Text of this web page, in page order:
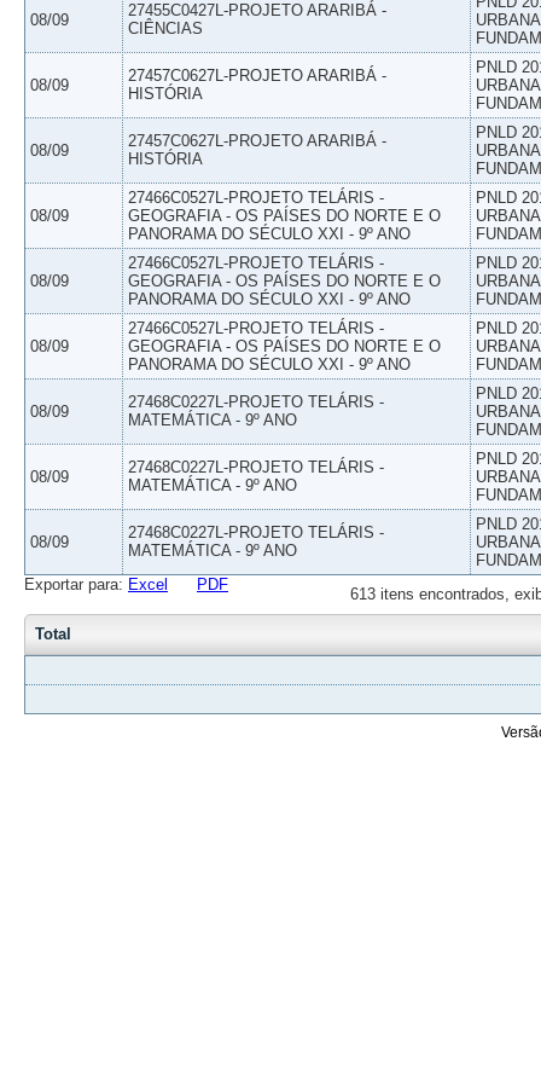
08/09
27455C0427L-PROJETO ARARIBÁ -
CIÊNCIAS
08/09
27457C0627L-PROJETO ARARIBÁ -
HISTÓRIA
PNLD
08/09
27457C0627L-PROJETO ARARIBÁ -
HISTÓRIA
PNLD
08/09
27466C0527L-PROJETO TELÁRIS -
GEOGRAFIA - OS PAÍSES DO NORTE E O
PANORAMA DO SÉCULO XXI - 9º ANO
PNLD
08/09
27466C0527L-PROJETO TELÁRIS -
GEOGRAFIA - OS PAÍSES DO NORTE E O
PANORAMA DO SÉCULO XXI - 9º ANO
PNLD
08/09
27466C0527L-PROJETO TELÁRIS -
GEOGRAFIA - OS PAÍSES DO NORTE E O
PANORAMA DO SÉCULO XXI - 9º ANO
PNLD
08/09
27468C0227L-PROJETO TELÁRIS -
MATEMÁTICA - 9º ANO
PNLD
08/09
27468C0227L-PROJETO TELÁRIS -
MATEMÁTICA - 9º ANO
PNLD
08/09
27468C0227L-PROJETO TELÁRIS -
MATEMÁTICA - 9º ANO
PNLD
613 itens encontrados,
Exportar para: Excel PDF
Total